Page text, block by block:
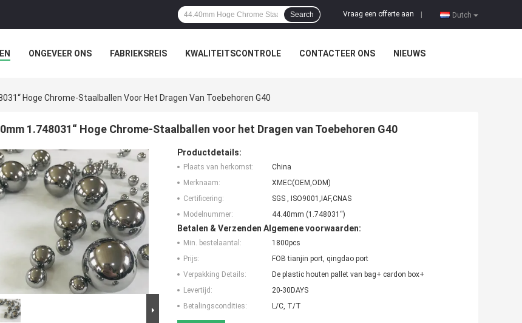
Dutch
Vraag een offerte aan
Search
ONGEVEER ONS FABRIEKSREIS KWALITEITSCONTROLE CONTACTEER ONS NIEUWS
Hoge Chrome-Staalballen Voor Het Dragen Van Toebehoren G40
1.748031“ Hoge Chrome-Staalballen voor het Dragen van Toebehoren G40
Productdetails:
Plaats van herkomst:
China
Merknaam:
XMEC(OEM,ODM)
Certificering:
SGS , ISO9001,IAF,CNAS
Modelnummer:
44.40mm (1.748031“)
Betalen & Verzenden Algemene voorwaarden:
Min. bestelaantal:
1800pcs
Prijs:
FOB tianjin port, qingdao port
Verpakking Details:
De plastic houten pallet van bag+ cardon box+
Levertijd:
20-30DAYS
Betalingscondities:
L/C, T/T